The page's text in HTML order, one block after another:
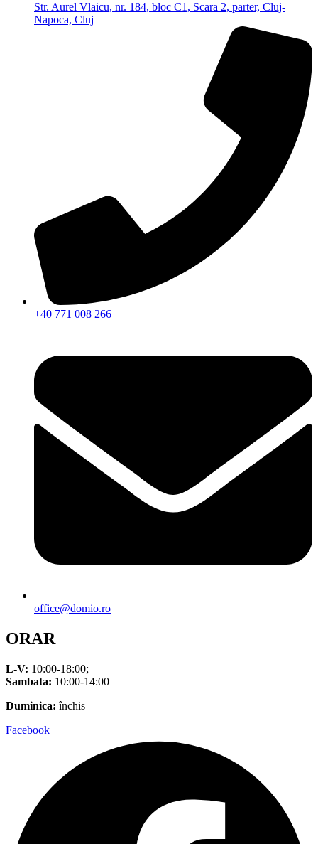
Str. Aurel Vlaicu, nr. 184, bloc C1, Scara 2, parter, Cluj-
Napoca, Cluj
+40 771 008 266
office@domio.ro
ORAR
L-V: 10:00-18:00;
Sambata: 10:00-14:00
Duminica: închis
Facebook